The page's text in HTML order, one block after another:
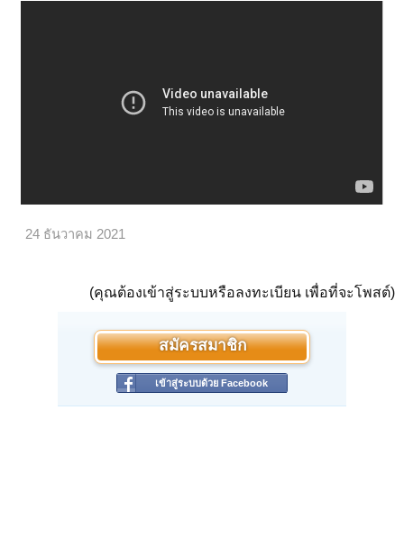
24 ธันวาคม 2021
(คุณต้องเข้าสู่ระบบหรือลงทะเบียน เพื่อที่จะโพสต์)
สมัครสมาชิก
เข้าสู่ระบบด้วย Facebook